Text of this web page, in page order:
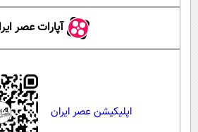
آپارات عصر
اپلیکیشن عصر ایران